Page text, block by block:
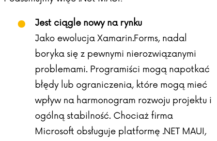
Jest ciągle nowy na rynku
Jako ewolucja Xamarin.Forms, nadal
boryka się z pewnymi nierozwiązanymi
problemami. Programiści mogą napotkać
błędy lub ograniczenia, które mogą mieć
wpływ na harmonogram rozwoju projektu i
ogólną stabilność. Chociaż firma
Microsoft obsługuje platformę .NET MAUI,